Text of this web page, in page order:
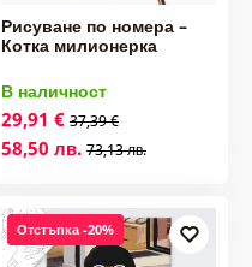
Рисуване по номера –
Котка милионерка
В наличност
29,91 € 37,39 €
58,50 лв. 73,13 лв.
Отстъпка -20%